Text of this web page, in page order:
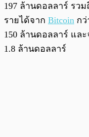
197 ล้านดอลลาร์ รว
รายได้จาก Bitcoin ก
150 ล้านดอลลาร์ แล
1.8 ล้านดอลลาร์